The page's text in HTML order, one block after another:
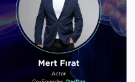
b
e
ri